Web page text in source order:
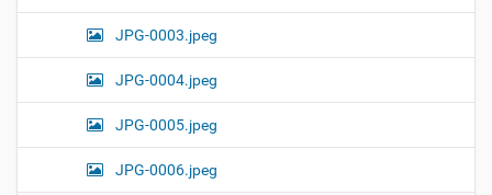
JPG-0003.jpeg
JPG-0004.jpeg
JPG-0005.jpeg
JPG-0006.jpeg